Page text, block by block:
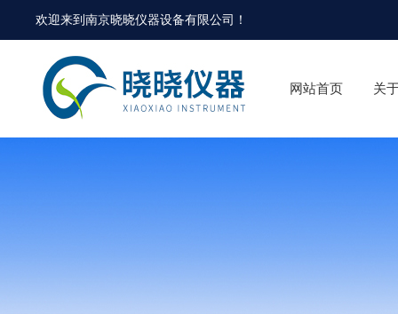
欢迎来到南京晓晓仪器设备有限公司 ！
网站首页 关